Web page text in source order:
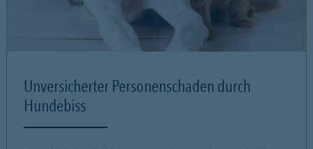
Unversicherter Personenschaden durch
Hundebiss